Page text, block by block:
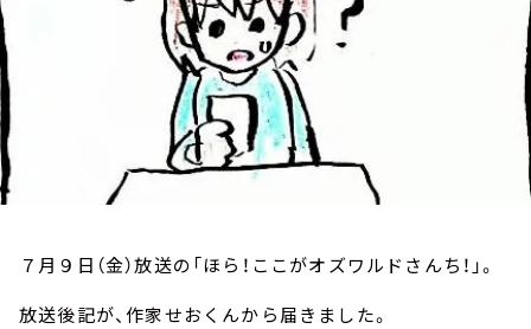
７月９日（金）放送の「ほら！ここがオズワルドさんち！」。
放送後記が、作家せおくんから届きました。